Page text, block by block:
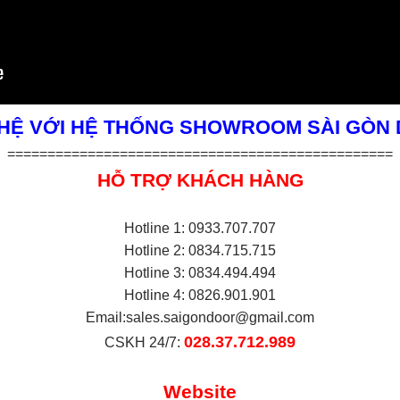
VỚI HỆ THỐNG SHOWROOM SÀI GÒN
================================================
HỖ TRỢ KHÁCH HÀNG
Hotline 1: 0933.707.707
Hotline 2: 0834.715.715
Hotline 3: 0834.494.494
Hotline 4: 0826.901.901
Email:sales.saigondoor@gmail.com
CSKH 24/7: 028.37.712.989
Website